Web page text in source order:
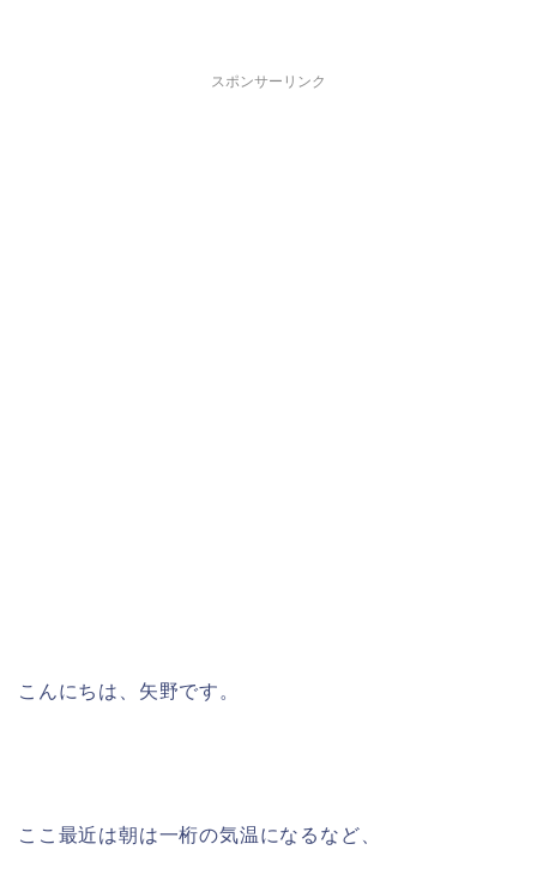
スポンサーリンク
こんにちは、矢野です。
ここ最近は朝は一桁の気温になるなど、